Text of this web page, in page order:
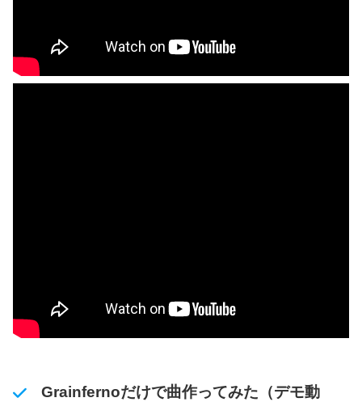
Grainfernoだけで曲作ってみた（デモ動